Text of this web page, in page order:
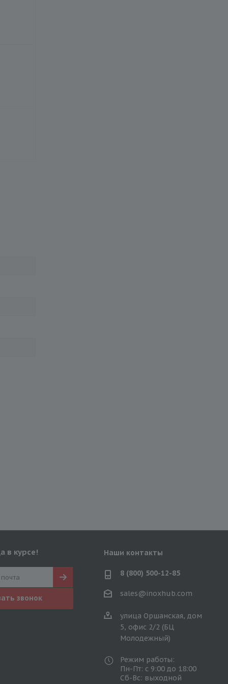
в курсе!
звонок
Наши контакты
8 (800) 500-12-85
sales@inoxhub.com
улица Оршанская, дом
5, офис 2/2 (БЦ
Молодежный)
Режим работы:
Пн-Пт: с 9:00 до 18:00
Сб-Вс: выходной